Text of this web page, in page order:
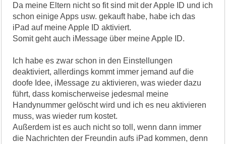
Da meine Eltern nicht so fit sind mit der Apple ID und ich
schon einige Apps usw. gekauft habe, habe ich das
iPad auf meine Apple ID aktiviert.
Somit geht auch iMessage über meine Apple ID.
Ich habe es zwar schon in den Einstellungen
deaktiviert, allerdings kommt immer jemand auf die
doofe Idee, iMessage zu aktivieren, was wieder dazu
führt, dass komischerweise jedesmal meine
Handynummer gelöscht wird und ich es neu aktivieren
muss, was wieder rum kostet.
Außerdem ist es auch nicht so toll, wenn dann immer
die Nachrichten der Freundin aufs iPad kommen, denn